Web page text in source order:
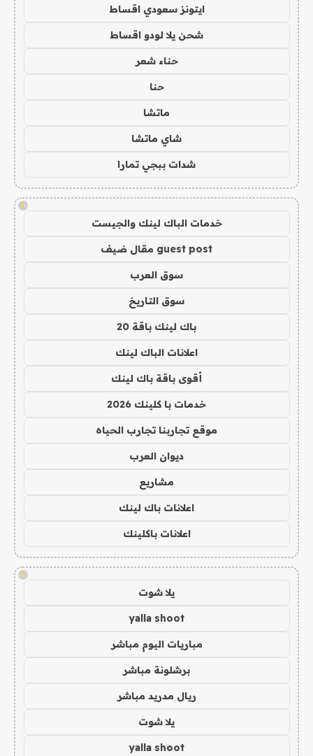
ايتونز سعودي اقساط
شحن يلا لودو اقساط
حناء شعر
حنا
ماتشا
شاي ماتشا
شدات ببجي تمارا
!
خدمات الباك لينك والجيست
guest post مقال ضيف
سوق العرب
سوق التاريخ
باك لينك باقة 20
اعلانات الباك لينك
أقوى باقة باك لينك
خدمات با كلينك 2026
موقع تجاربنا تجارب الحياه
ديوان العرب
مشاريع
اعلانات باك لينك
اعلانات باكلينك
!
يلا شوت
yalla shoot
مباريات اليوم مباشر
برشلونة مباشر
ريال مدريد مباشر
يلا شوت
yalla shoot